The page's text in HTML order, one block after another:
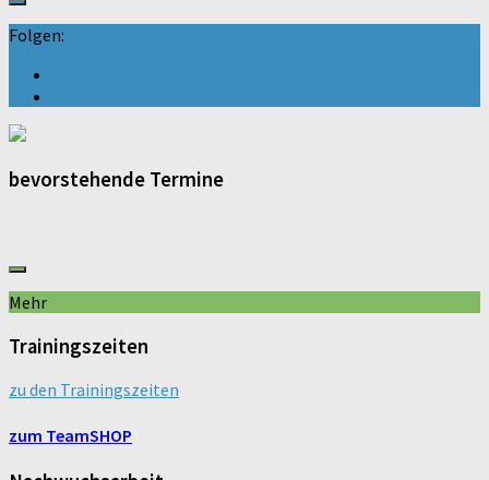
Folgen:
bevorstehende Termine
Mehr
Trainingszeiten
zu den Trainingszeiten
zum TeamSHOP